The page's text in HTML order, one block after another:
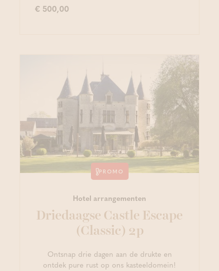
€ 500,00
PROMO
Hotel arrangementen
Driedaagse Castle Escape
(Classic) 2p
Ontsnap drie dagen aan de drukte en
ontdek pure rust op ons kasteeldomein!